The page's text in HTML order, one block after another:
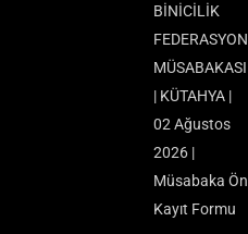
BİNİCİLİK
FEDERASYON
MÜSABAKASI
| KÜTAHYA |
02 Ağustos
2026 |
Müsabaka Ön
Kayıt Formu